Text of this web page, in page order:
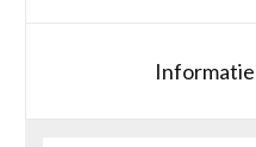
Informatie